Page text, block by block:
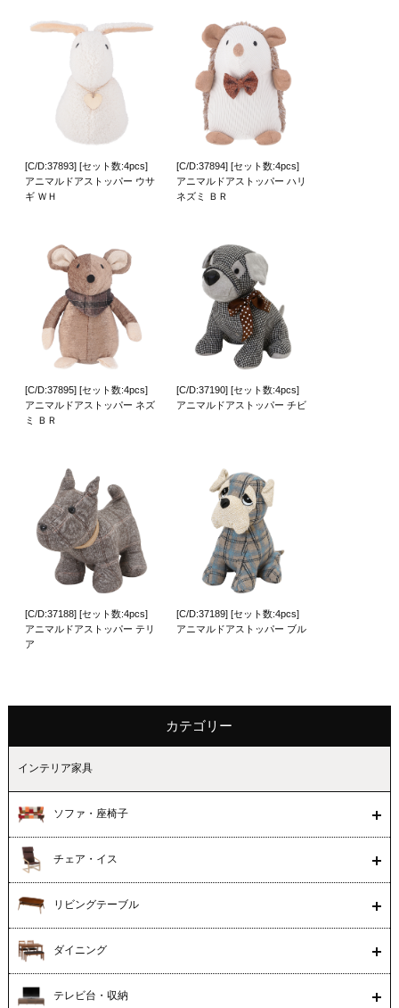
[C/D:37893] [セット数:4pcs]
アニマルドアストッパー ウサ
ギ ＷＨ
[C/D:37894] [セット数:4pcs]
アニマルドアストッパー ハリ
ネズミ ＢＲ
[C/D:37895] [セット数:4pcs]
アニマルドアストッパー ネズ
ミ ＢＲ
[C/D:37190] [セット数:4pcs]
アニマルドアストッパー チビ
[C/D:37188] [セット数:4pcs]
アニマルドアストッパー テリ
ア
[C/D:37189] [セット数:4pcs]
アニマルドアストッパー ブル
カテゴリー
インテリア家具
ソファ・座椅子
チェア・イス
リビングテーブル
ダイニング
テレビ台・収納